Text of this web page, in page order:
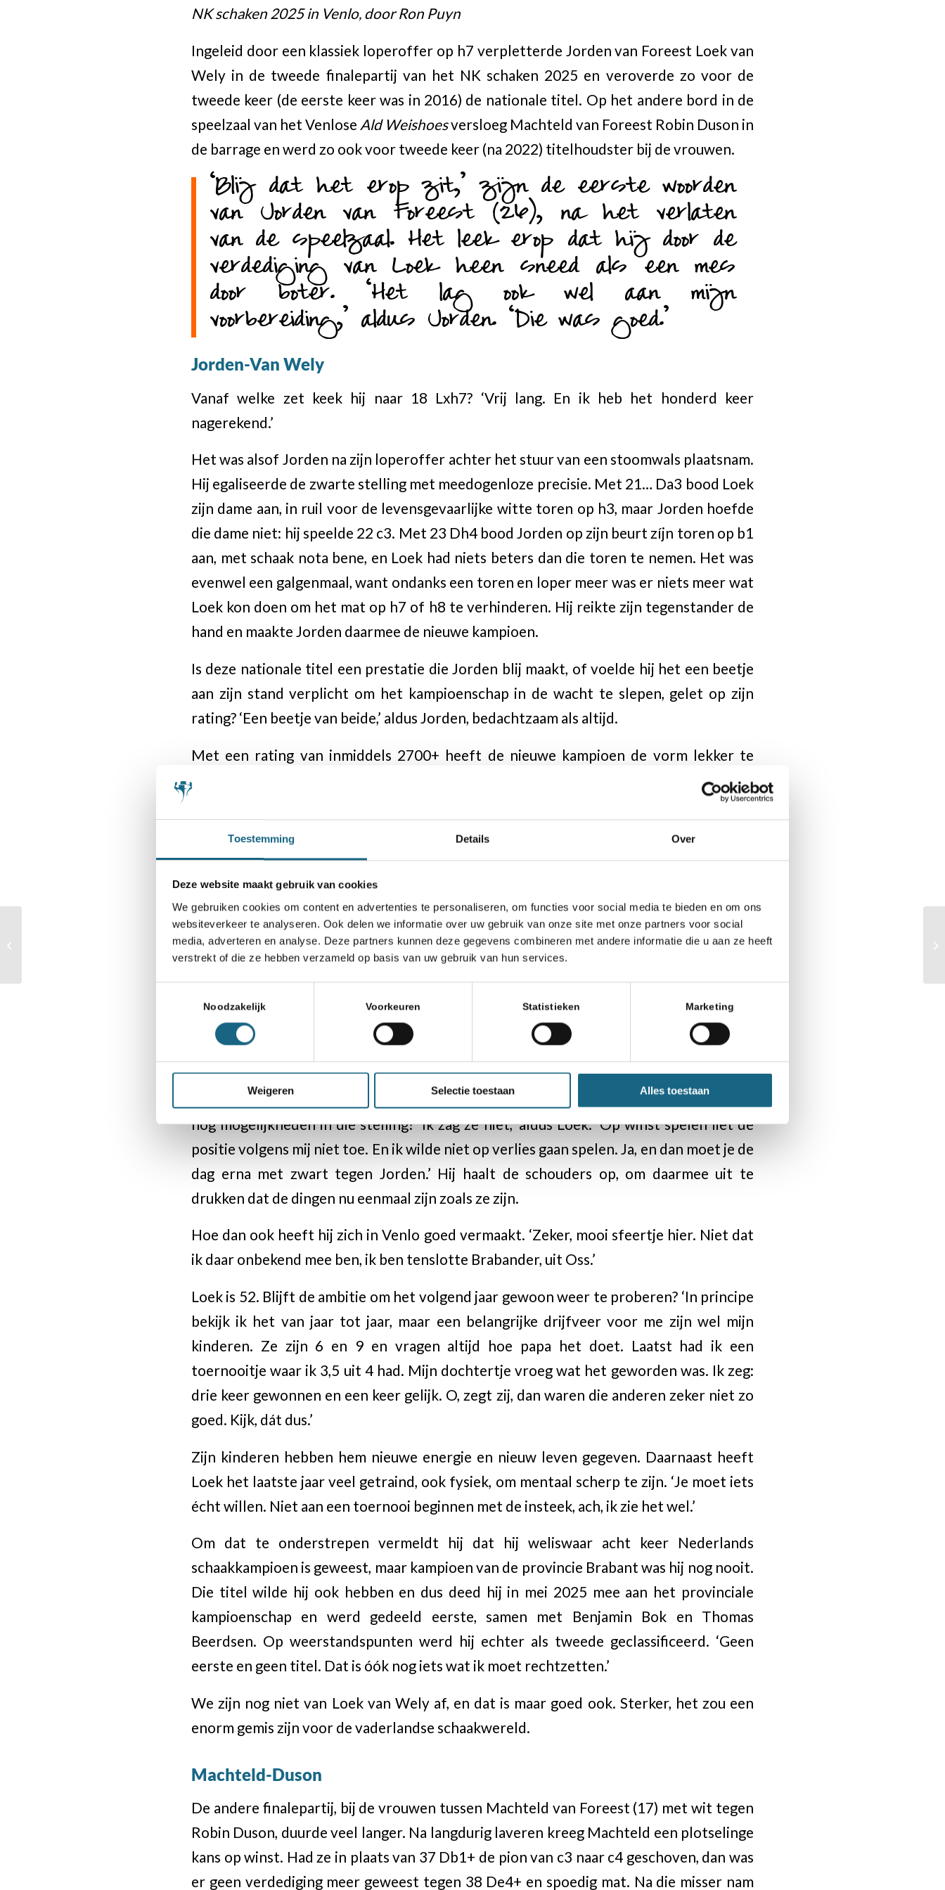
Toestemming Details Over
Deze website maakt gebruik van cookies
We gebruiken cookies om content en advertenties te personaliseren, om functies voor social media te bieden en om ons
websiteverkeer te analyseren. Ook delen we informatie over uw gebruik van onze site met onze partners voor social
media, adverteren en analyse. Deze partners kunnen deze gegevens combineren met andere informatie die u aan ze heeft
verstrekt of die ze hebben verzameld op basis van uw gebruik van hun services.
Noodzakelijk Voorkeuren Statistieken Marketing
Weigeren Selectie toestaan Alles toestaan
NK schaken 2025 in Venlo, door Ron Puyn
Ingeleid door een klassiek loperoffer op h7 verpletterde Jorden van Foreest Loek van
Wely in de tweede finalepartij van het NK schaken 2025 en veroverde zo voor de
tweede keer (de eerste keer was in 2016) de nationale titel. Op het andere bord in de
speelzaal van het Venlose Ald Weishoesversloeg Machteld van Foreest Robin Duson in
de barrage en werd zo ook voor tweede keer (na 2022) titelhoudster bij de vrouwen.
‘Blij dat het erop zit,’ zijn de eerste woorden
van Jorden van Foreest (26), na het verlaten
van de speelzaal. Het leek erop dat hij door de
verdediging van Loek heen sneed als een mes
door boter. ‘Het lag ook wel aan mijn
voorbereiding,’ aldus Jorden. ‘Die was goed.’
Jorden-Van Wely
Vanaf welke zet keek hij naar 18 Lxh7? ‘Vrij lang. En ik heb het honderd keer
nagerekend.’
Het was alsof Jorden na zijn loperoffer achter het stuur van een stoomwals plaatsnam.
Hij egaliseerde de zwarte stelling met meedogenloze precisie. Met 21… Da3 bood Loek
zijn dame aan, in ruil voor de levensgevaarlijke witte toren op h3, maar Jorden hoefde
die dame niet: hij speelde 22 c3. Met 23 Dh4 bood Jorden op zijn beurt zíjn toren op b1
aan, met schaak nota bene, en Loek had niets beters dan die toren te nemen. Het was
evenwel een galgenmaal, want ondanks een toren en loper meer was er niets meer wat
Loek kon doen om het mat op h7 of h8 te verhinderen. Hij reikte zijn tegenstander de
hand en maakte Jorden daarmee de nieuwe kampioen.
Is deze nationale titel een prestatie die Jorden blij maakt, of voelde hij het een beetje
aan zijn stand verplicht om het kampioenschap in de wacht te slepen, gelet op zijn
rating? ‘Een beetje van beide,’ aldus Jorden, bedachtzaam als altijd.
Met een rating van inmiddels 2700+ heeft de nieuwe kampioen de vorm lekker te
pakken. Wat is voor hem de stip aan de horizon? Het zover schoppen dat hij op een dag
mee kan doen voor de wereldtitel? Maar aan zulke uitspraken waagt de bescheiden
Verliezer Loek van Wely, terwijl hij in het café vanAld Weishoeseen portje aangereikt
krijgt: ‘Ik wilde, denk ik, het meest van allemaal het toernooi winnen.’
Toch was er ook acceptatie dat het niet is gelukt. ‘Tegen Arthur de Winter had het
verkeerd kunnen aflopen. Dat is een hele goede speler. Net als Jorden natuurlijk. Ja,
Vandaag liep het slecht af. Had hij 18 Lxh7 niet gezien of onderschat? ‘Ik zag dat het
mogelijk was, ná … 17 Da5. Toen was het te laat, natuurlijk.’
Hij wist van tevoren dat het lastig zou worden, met zwart tegen Jorden. In het licht
daarvan: waarom gaf hij het gisteren in de eerste partij zo snel remise? Zaten er niet
nog mogelijkheden in die stelling? ‘Ik zag ze niet,’ aldus Loek. ‘Op winst spelen liet de
positie volgens mij niet toe. En ik wilde niet op verlies gaan spelen. Ja, en dan moet je de
dag erna met zwart tegen Jorden.’ Hij haalt de schouders op, om daarmee uit te
drukken dat de dingen nu eenmaal zijn zoals ze zijn.
Hoe dan ook heeft hij zich in Venlo goed vermaakt. ‘Zeker, mooi sfeertje hier. Niet dat
ik daar onbekend mee ben, ik ben tenslotte Brabander, uit Oss.’
Loek is 52. Blijft de ambitie om het volgend jaar gewoon weer te proberen? ‘In principe
bekijk ik het van jaar tot jaar, maar een belangrijke drijfveer voor me zijn wel mijn
kinderen. Ze zijn 6 en 9 en vragen altijd hoe papa het doet. Laatst had ik een
toernooitje waar ik 3,5 uit 4 had. Mijn dochtertje vroeg wat het geworden was. Ik zeg:
drie keer gewonnen en een keer gelijk. O, zegt zij, dan waren die anderen zeker niet zo
goed. Kijk, dát dus.’
Zijn kinderen hebben hem nieuwe energie en nieuw leven gegeven. Daarnaast heeft
Loek het laatste jaar veel getraind, ook fysiek, om mentaal scherp te zijn. ‘Je moet iets
écht willen. Niet aan een toernooi beginnen met de insteek, ach, ik zie het wel.’
Om dat te onderstrepen vermeldt hij dat hij weliswaar acht keer Nederlands
schaakkampioen is geweest, maar kampioen van de provincie Brabant was hij nog nooit.
Die titel wilde hij ook hebben en dus deed hij in mei 2025 mee aan het provinciale
kampioenschap en werd gedeeld eerste, samen met Benjamin Bok en Thomas
Beerdsen. Op weerstandspunten werd hij echter als tweede geclassificeerd. ‘Geen
eerste en geen titel. Dat is óók nog iets wat ik moet rechtzetten.’
We zijn nog niet van Loek van Wely af, en dat is maar goed ook. Sterker, het zou een
enorm gemis zijn voor de vaderlandse schaakwereld.
Machteld-Duson
De andere finalepartij, bij de vrouwen tussen Machteld van Foreest (17) met wit tegen
Robin Duson, duurde veel langer. Na langdurig laveren kreeg Machteld een plotselinge
kans op winst. Had ze in plaats van 37 Db1+ de pion van c3 naar c4 geschoven, dan was
er geen verdediging meer geweest tegen 38 De4+ en spoedig mat. Na die misser nam